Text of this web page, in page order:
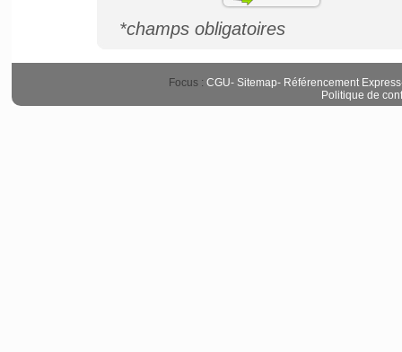
*champs obligatoires
Focus : CGU- Sitemap- Référencement Express
Politique de